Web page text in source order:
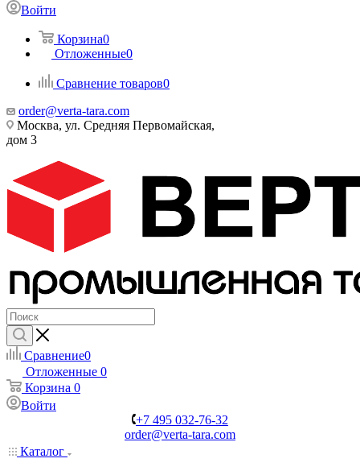
Войти
Корзина0
Отложенные0
Сравнение товаров0
order@verta-tara.com
Москва, ул. Средняя Первомайская,
дом 3
Сравнение0
Отложенные 0
Корзина 0
Войти
+7 495 032-76-32
order@verta-tara.com
Каталог